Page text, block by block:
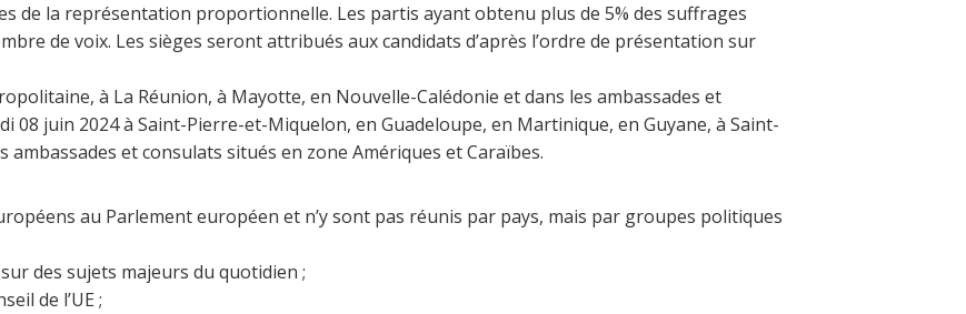
de la représentation proportionnelle. Les partis ayant obtenu plus de 5% des suffrages
de voix. Les sièges seront attribués aux candidats d’après l’ordre de présentation sur
à La Réunion, à Mayotte, en Nouvelle-Calédonie et dans les ambassades et
08 juin 2024 à Saint-Pierre-et-Miquelon, en Guadeloupe, en Martinique, en Guyane, à Saint-
et consulats situés en zone Amériques et Caraïbes.
au Parlement européen et n’y sont pas réunis par pays, mais par groupes politiques
des sujets majeurs du quotidien ;
de l’UE ;